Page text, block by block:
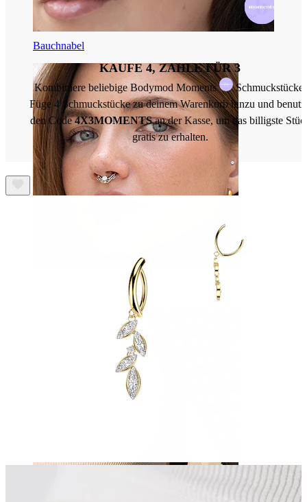
Bauchnabel
KAUFE 4, ZAHLE FÜR 3
Kombiniere beliebige Bodymod Moments
Schmuckstücke.
Füge 4 Schmuckstücke zu deinem Warenkorb hinzu und
den Code4X3MOMENTSan der Kasse, um das billigste
gratis zu erhalten.